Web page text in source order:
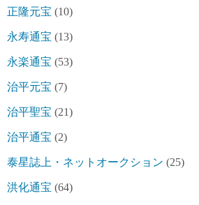
正隆元宝 (10)
永寿通宝 (13)
永楽通宝 (53)
治平元宝 (7)
治平聖宝 (21)
治平通宝 (2)
泰星誌上・ネットオークション (25)
洪化通宝 (64)